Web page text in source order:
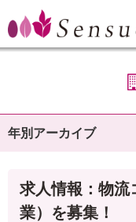
求人情報：物流
業）を募集！
年別アーカイブ